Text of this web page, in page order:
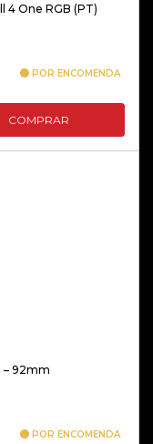
4 One RGB (PT)
POR ENCOMENDA
COMPRAR
– 92mm
POR ENCOMENDA